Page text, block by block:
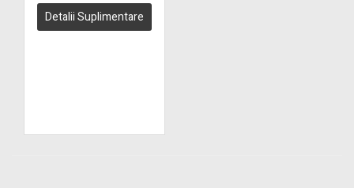
Detalii Suplimentare